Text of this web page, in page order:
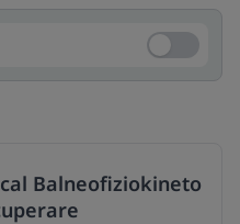
Salveaza
Balneofiziokineto